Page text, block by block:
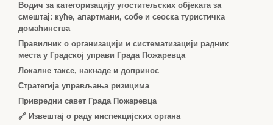
Водич за категоризацију угоститељских објеката за
смештај: куће, апартмани, собе и сеоска туристичка
домаћинства
Правилник о организацији и систематизацији радних
места у Градској управи Града Пожаревца
Локалне таксе, накнаде и допринос
Стратегија управљања ризицима
Привредни савет Града Пожаревца
🔗 Извештај о раду инспекцијских органа